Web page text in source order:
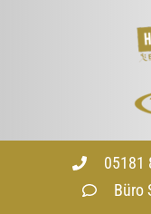
05181
Büro